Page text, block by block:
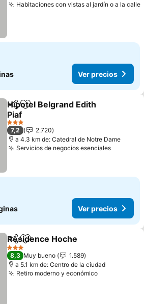
Habitaciones con vistas al jardín o a la calle
Ver precios
CompartirAgregar a favoritos
Hipotel Belgrand Edith
Piaf
3 Estrellas
7,2
2.720
a 4.3 km de: Catedral de Notre Dame
Servicios de negocios esenciales
Ver precios
CompartirAgregar a favoritos
Residence Hoche
3 Estrellas
8,3 Muy bueno
1.589
a 5.1 km de: Centro de la ciudad
Retiro moderno y económico